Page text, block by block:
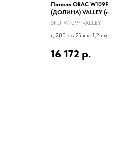
Панель ORAC W109F
(ДОЛИНА) VALLEY
версия)
SKU: W109F VALLEY
д 200 x в 25 x ш 1,2 см
16 172 р.